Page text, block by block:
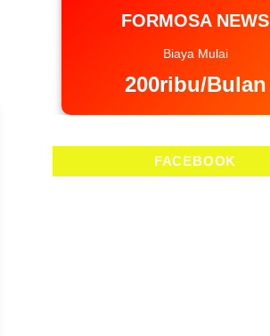
FORMOSA NEWS
Biaya Mulai
200ribu/Bulan
FACEBOOK